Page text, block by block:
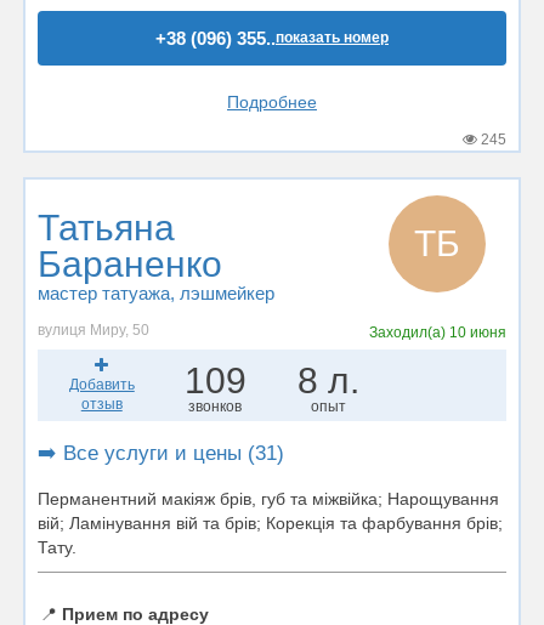
+38 (096) 355..показать номер
Подробнее
245
Татьяна
Бараненко
мастер татуажа, лэшмейкер
ТБ
вулиця Миру, 50 Заходил(а) 10 июня
Добавить
отзыв
109
звонков
8 л.
опыт
➡️ Все услуги и цены (31)
Перманентний макіяж брів, губ та міжвійка; Нарощування
вій; Ламінування вій та брів; Корекція та фарбування брів;
Тату.
📍 Прием по адресу